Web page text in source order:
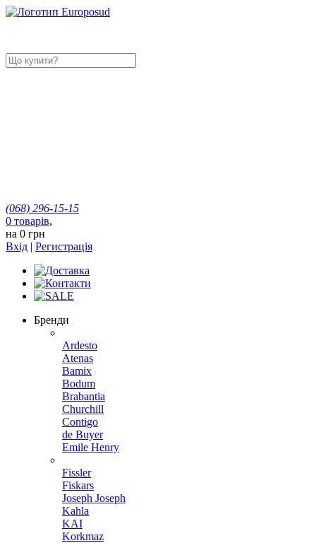
(068) 296-15-15
0 товарів,
на 0 грн
Вхід | Регистрація
Бренди
Ardesto
Atenas
Bamix
Bodum
Brabantia
Churchill
Contigo
de Buyer
Emile Henry
Fissler
Fiskars
Joseph Joseph
Kahla
KAI
Korkmaz